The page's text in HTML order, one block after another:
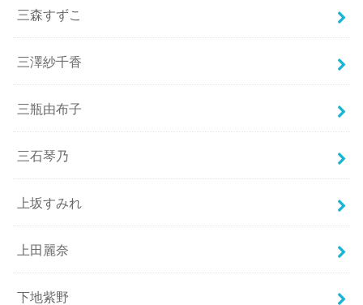
三森すずこ
三澤紗千香
三瓶由布子
三石琴乃
上坂すみれ
上田麗奈
下地紫野